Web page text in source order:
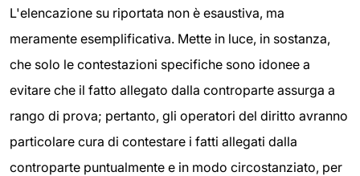
L'elencazione su riportata non è esaustiva, ma
meramente esemplificativa. Mette in luce, in sostanza,
che solo le contestazioni specifiche sono idonee a
evitare che il fatto allegato dalla controparte assurga a
rango di prova; pertanto, gli operatori del diritto avranno
particolare cura di contestare i fatti allegati dalla
controparte puntualmente e in modo circostanziato, per